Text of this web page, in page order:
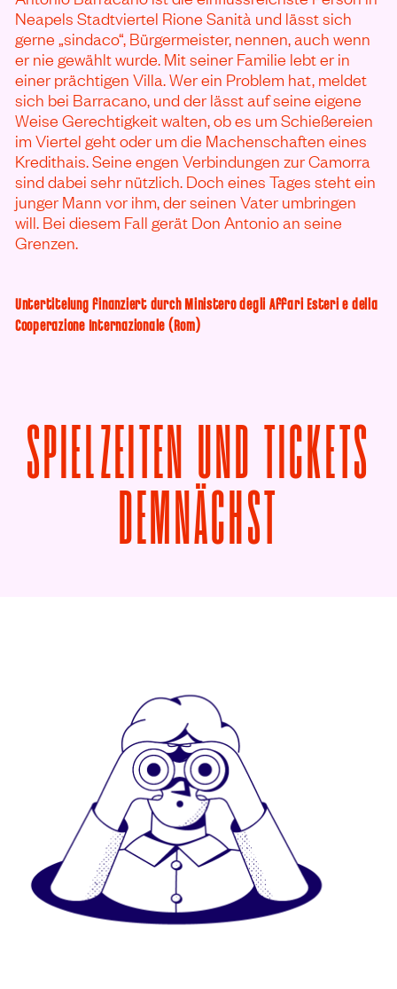
Neapels Stadtviertel Rione Sanità und lässt sich
gerne „sindaco“, Bürgermeister, nennen, auch wenn
er nie gewählt wurde. Mit seiner Familie lebt er in
einer prächtigen Villa. Wer ein Problem hat, meldet
sich bei Barracano, und der lässt auf seine eigene
Weise Gerechtigkeit walten, ob es um Schießereien
im Viertel geht oder um die Machenschaften eines
Kredithais. Seine engen Verbindungen zur Camorra
sind dabei sehr nützlich. Doch eines Tages steht ein
junger Mann vor ihm, der seinen Vater umbringen
will. Bei diesem Fall gerät Don Antonio an seine
Grenzen.
Untertitelung finanziert durch Ministero degli Affari Esteri e della
Cooperazione Internazionale (Rom)
SPIELZEITEN UND TICKETS
DEMNÄCHST